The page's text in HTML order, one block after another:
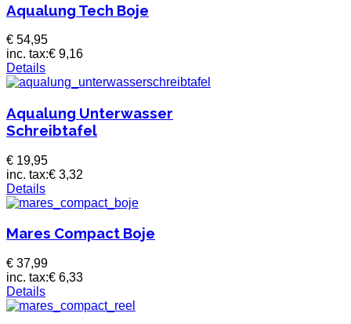
Aqualung Tech Boje
€ 54,95
inc. tax:€ 9,16
Details
Aqualung Unterwasser
Schreibtafel
€ 19,95
inc. tax:€ 3,32
Details
Mares Compact Boje
€ 37,99
inc. tax:€ 6,33
Details